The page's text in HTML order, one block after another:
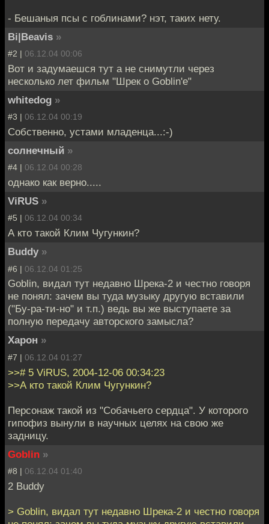
- Бешаныя псы с гоблинами? нэт, таких нету.
Bi|Beavis »
#2 | 06.12.04 00:06
Вот и задумаешся тут а не снимутли через
несколько лет фильм "Шрек о Goblin'е"
whitedog »
#3 | 06.12.04 00:19
Собственно, устами младенца...:-)
солнечный »
#4 | 06.12.04 00:28
однако как верно.....
ViRUS »
#5 | 06.12.04 00:34
А кто такой Клим Чугункин?
Buddy »
#6 | 06.12.04 01:25
Goblin, видал тут недавно Шрека-2 и честно говоря
не понял: зачем вы туда музыку другую вставили
("Бу-ра-ти-но" и т.п.) ведь вы же выступаете за
полную передачу авторского замысла?
Харон »
#7 | 06.12.04 01:27
>># 5 ViRUS, 2004-12-06 00:34:23
>>А кто такой Клим Чугункин?
Персонаж такой из "Собачьего сердца". У которого
гипофиз вынули в научных целях на свою же
задницу.
Goblin »
#8 | 06.12.04 01:40
2 Buddy
> Goblin, видал тут недавно Шрека-2 и честно говоря